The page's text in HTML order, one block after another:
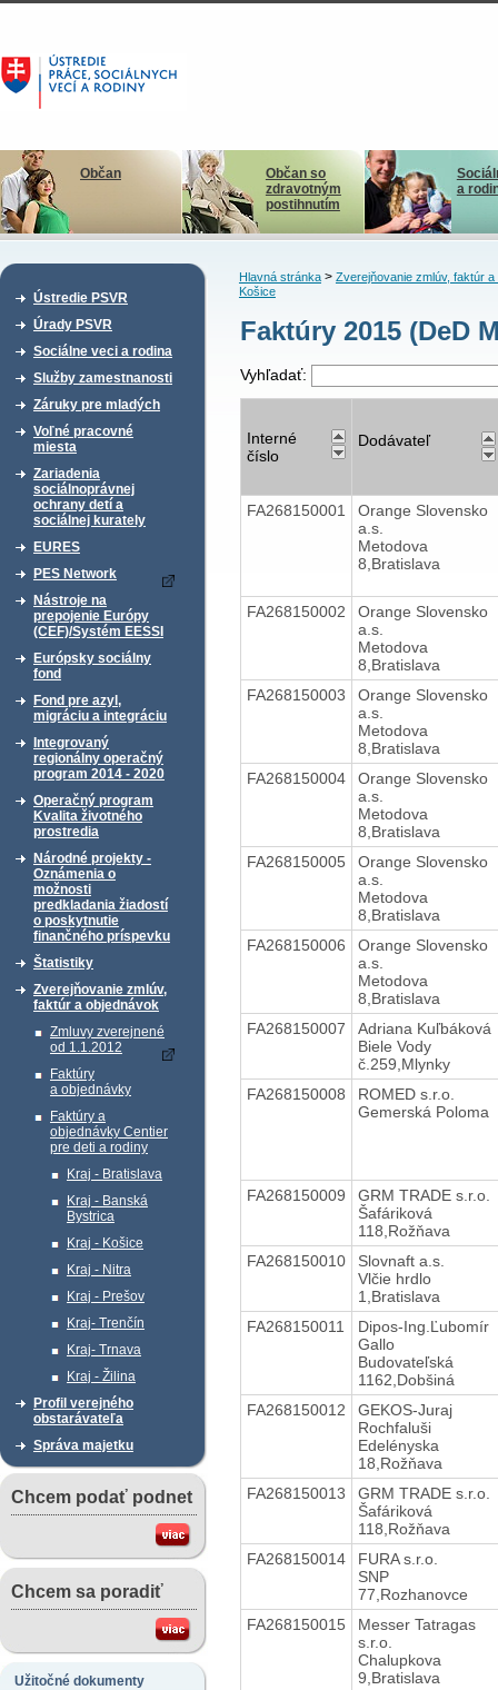
Občan
Občan so
zdravotným
postihnutím
a
Ústredie PSVR
Úrady PSVR
Sociálne veci a rodina
Služby zamestnanosti
Záruky pre mladých
Voľné pracovné
miesta
Zariadenia
sociálnoprávnej
ochrany detí a
sociálnej kurately
EURES
PES Network
Nástroje na
prepojenie Európy
(CEF)/Systém EESSI
Európsky sociálny
fond
Fond pre azyl,
migráciu a integráciu
Integrovaný
regionálny operačný
program 2014 - 2020
Operačný program
Kvalita životného
prostredia
Národné projekty -
Oznámenia o
možnosti
predkladania žiadostí
o poskytnutie
finančného príspevku
Štatistiky
Zverejňovanie zmlúv,
faktúr a objednávok
Zmluvy zverejnené
od 1.1.2012
Faktúry
a objednávky
Faktúry a
objednávky Centier
pre deti a rodiny
Kraj - Bratislava
Kraj - Banská
Bystrica
Kraj - Košice
Kraj - Nitra
Kraj - Prešov
Kraj- Trenčín
Kraj- Trnava
Kraj - Žilina
Profil verejného
obstarávateľa
Správa majetku
Chcem podať podnet
Chcem sa poradiť
Užitočné dokumenty
Hlavná stránka> Zverejňovanie zmlúv, faktúr a
Košice
Faktúry 2015 (DeD
Vyhľadať:
Interné
číslo
Dodávateľ
FA268150001
Orange Slovensko
a.s.
Metodova
8,Bratislava
FA268150002
Orange Slovensko
a.s.
Metodova
8,Bratislava
FA268150003
Orange Slovensko
a.s.
Metodova
8,Bratislava
FA268150004
Orange Slovensko
a.s.
Metodova
8,Bratislava
FA268150005
Orange Slovensko
a.s.
Metodova
8,Bratislava
FA268150006
Orange Slovensko
a.s.
Metodova
8,Bratislava
FA268150007
Adriana Kuľbáková
Biele Vody
č.259,Mlynky
FA268150008
ROMED s.r.o.
Gemerská Poloma
FA268150009
GRM TRADE s.r.o.
Šafáriková
118,Rožňava
FA268150010
Slovnaft a.s.
Vlčie hrdlo
1,Bratislava
FA268150011
Dipos-Ing.Ľubomír
Gallo
Budovateľská
1162,Dobšiná
FA268150012
GEKOS-Juraj
Rochfaluši
Edelényska
18,Rožňava
FA268150013
GRM TRADE s.r.o.
Šafáriková
118,Rožňava
FA268150014
FURA s.r.o.
SNP
77,Rozhanovce
FA268150015
Messer Tatragas
s.r.o.
Chalupkova
9,Bratislava